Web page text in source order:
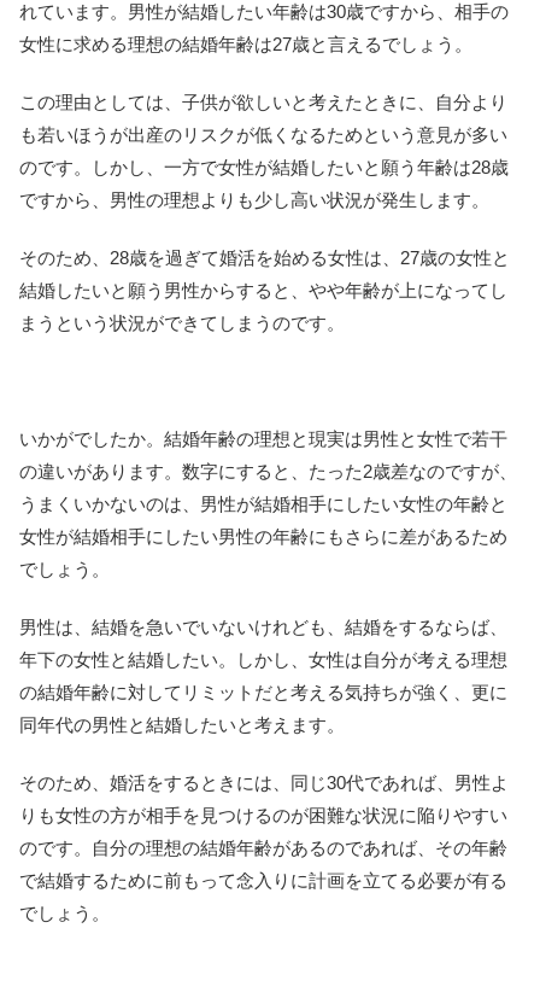
れています。男性が結婚したい年齢は30歳ですから、相手の
女性に求める理想の結婚年齢は27歳と言えるでしょう。
この理由としては、子供が欲しいと考えたときに、自分より
も若いほうが出産のリスクが低くなるためという意見が多い
のです。しかし、一方で女性が結婚したいと願う年齢は28歳
ですから、男性の理想よりも少し高い状況が発生します。
そのため、28歳を過ぎて婚活を始める女性は、27歳の女性と
結婚したいと願う男性からすると、やや年齢が上になってし
まうという状況ができてしまうのです。
いかがでしたか。結婚年齢の理想と現実は男性と女性で若干
の違いがあります。数字にすると、たった2歳差なのですが、
うまくいかないのは、男性が結婚相手にしたい女性の年齢と
女性が結婚相手にしたい男性の年齢にもさらに差があるため
でしょう。
男性は、結婚を急いでいないけれども、結婚をするならば、
年下の女性と結婚したい。しかし、女性は自分が考える理想
の結婚年齢に対してリミットだと考える気持ちが強く、更に
同年代の男性と結婚したいと考えます。
そのため、婚活をするときには、同じ30代であれば、男性よ
りも女性の方が相手を見つけるのが困難な状況に陥りやすい
のです。自分の理想の結婚年齢があるのであれば、その年齢
で結婚するために前もって念入りに計画を立てる必要が有る
でしょう。